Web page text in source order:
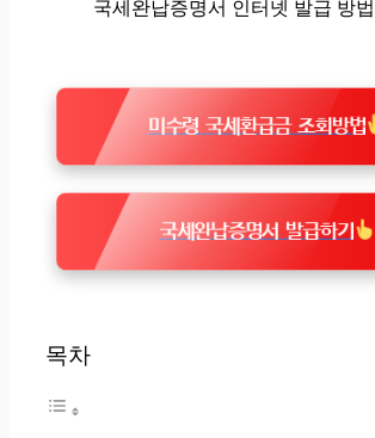
국세완납증명서 인터넷 발급 방법
미수령 국세환급금 조회방법
국세완납증명서 발급하기
목차